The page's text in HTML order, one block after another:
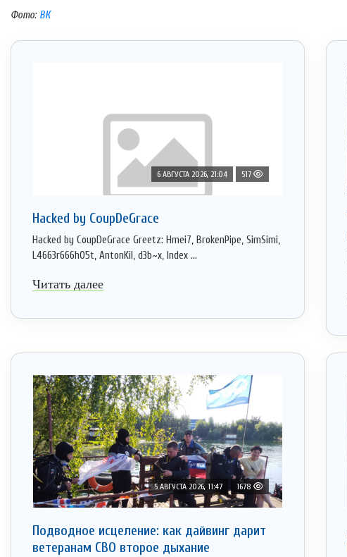
Фото: ВК
6 АВГУСТА 2026, 21:04 517
Hacked by CoupDeGrace
Hacked by CoupDeGrace Greetz: Hmei7, BrokenPipe, SimSimi,
L4663r666h05t, AntonKil, d3b~x, Index ...
Читать далее
5 АВГУСТА 2026, 11:47 1678
Подводное исцеление: как дайвинг дарит
ветеранам СВО второе дыхание